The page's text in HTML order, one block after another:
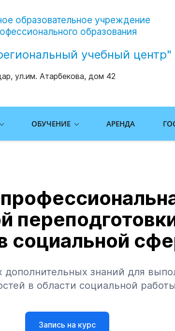
образовательное учреждение
образования
учебный центр"
ул.им. Атарбекова, дом 42
ОБУЧЕНИЕ АРЕНДА
социальной
знаний для
в области социальной работы
Запись на курс